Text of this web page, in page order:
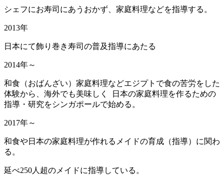
シェフにお寿司にあうおかず、家庭料理などを指導する。
2013年
日本にて飾り巻き寿司の普及指導にあたる
2014年～
和食（おばんざい）家庭料理などエジプトで食の苦労をした
体験から、海外でも美味しく 日本の家庭料理を作るための
指導・研究をシンガポールで始める。
2017年～
和食や日本の家庭料理が作れるメイドの育成（指導）に関わ
る。
延べ250人超のメイドに指導している。